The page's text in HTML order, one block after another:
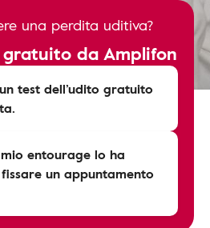
una perdita uditiva?
gratuito da Amplifon
test dell’udito gratuito
entourage lo ha
un appuntamento